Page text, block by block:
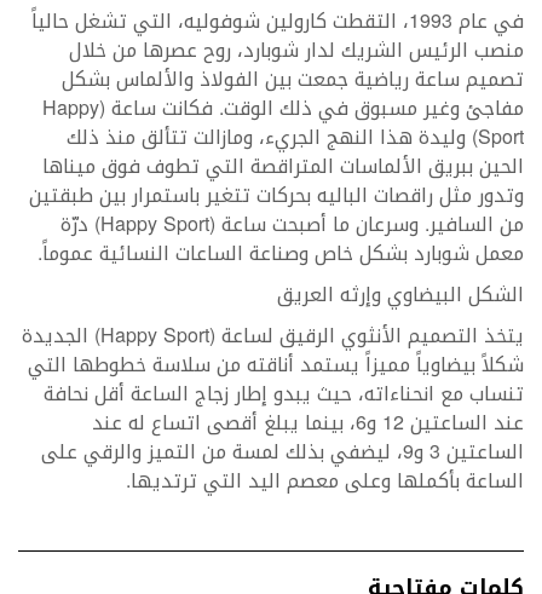
في عام 1993، التقطت كارولين شوفوليه، التي تشغل حالياً
منصب الرئيس الشريك لدار شوبارد، روح عصرها من خلال
تصميم ساعة رياضية جمعت بين الفولاذ والألماس بشكل
مفاجئ وغير مسبوق في ذلك الوقت. فكانت ساعة (Happy
Sport) وليدة هذا النهج الجريء، ومازالت تتألق منذ ذلك
الحين ببريق الألماسات المتراقصة التي تطوف فوق ميناها
وتدور مثل راقصات الباليه بحركات تتغير باستمرار بين طبقتين
من السافير. وسرعان ما أصبحت ساعة (Happy Sport) درّة
معمل شوبارد بشكل خاص وصناعة الساعات النسائية عموماً.
الشكل البيضاوي وإرثه العريق
يتخذ التصميم الأنثوي الرقيق لساعة (Happy Sport) الجديدة
شكلاً بيضاوياً مميزاً يستمد أناقته من سلاسة خطوطها التي
تنساب مع انحناءاته، حيث يبدو إطار زجاج الساعة أقل نحافة
عند الساعتين 12 و6، بينما يبلغ أقصى اتساع له عند
الساعتين 3 و9، ليضفي بذلك لمسة من التميز والرقي على
الساعة بأكملها وعلى معصم اليد التي ترتديها.